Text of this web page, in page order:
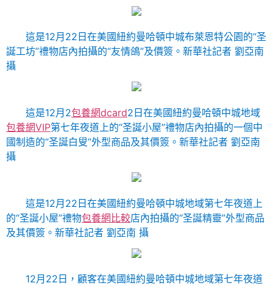
這是12月22日在美國紐約曼哈頓中城布萊恩特公園的“圣
誕工坊”禮物店內拍攝的“友情鴿”及價簽。新華社記者 劉亞南
攝
這是12月2包養網dcard2日在美國紐約曼哈頓中城地域
包養網VIP第七年夜道上的“圣誕小屋”禮物店內拍攝的一個中
國制造的“圣誕白叟”外型商品及其價簽。新華社記者 劉亞南
攝
這是12月22日在美國紐約曼哈頓中城地域第七年夜道上
的“圣誕小屋”禮物包養網比較店內拍攝的“圣誕精靈”外型商品
及其價簽。新華社記者 劉亞南 攝
12月22日，顧客在美國紐約曼哈頓中城地域第七年夜道